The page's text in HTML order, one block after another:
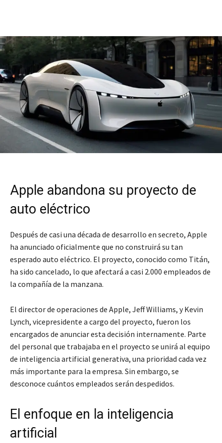
Apple abandona su proyecto de
auto eléctrico
Después de casi una década de desarrollo en secreto, Apple
ha anunciado oficialmente que no construirá su tan
esperado auto eléctrico. El proyecto, conocido como Titán,
ha sido cancelado, lo que afectará a casi 2.000 empleados de
la compañía de la manzana.
El director de operaciones de Apple, Jeff Williams, y Kevin
Lynch, vicepresidente a cargo del proyecto, fueron los
encargados de anunciar esta decisión internamente. Parte
del personal que trabajaba en el proyecto se unirá al equipo
de inteligencia artificial generativa, una prioridad cada vez
más importante para la empresa. Sin embargo, se
desconoce cuántos empleados serán despedidos.
El enfoque en la inteligencia
artificial